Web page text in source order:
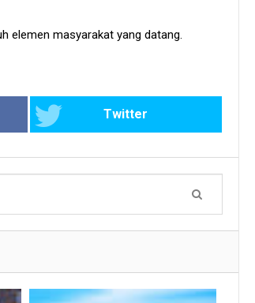
elemen masyarakat yang datang.
Twitter